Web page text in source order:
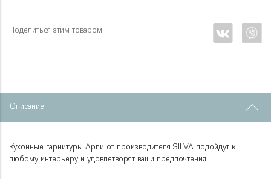
Поделиться этим товаром:
Описание
Кухонные гарнитуры Арли от производителя SILVA подойдут к
любому интерьеру и удовлетворят ваши предпочтения!